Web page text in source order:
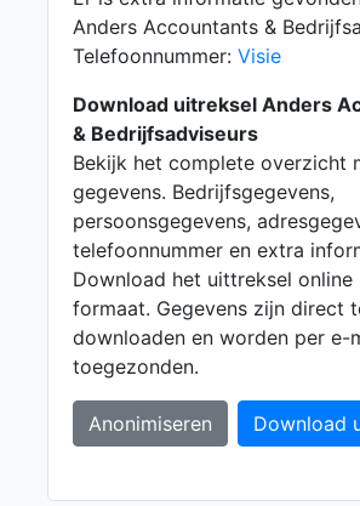
Anders Accountants &
Telefoonnummer: Visie
Download uitreksel Anders
& Bedrijfsadviseurs
Bekijk het complete overzicht
gegevens. Bedrijfsgegevens,
persoonsgegevens,
telefoonnummer en extra
Download het uittreksel online
formaat. Gegevens zijn direct
downloaden en worden per e-
toegezonden.
Anonimiseren Download